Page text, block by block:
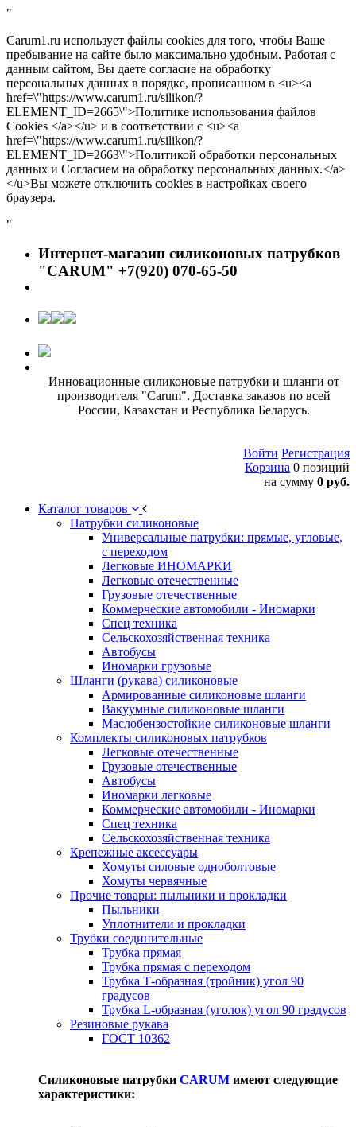
"
Carum1.ru использует файлы cookies для того, чтобы Ваше
пребывание на сайте было максимально удобным. Работая с
данным сайтом, Вы даете согласие на обработку
персональных данных в порядке, прописанном в <u><a
href=\"https://www.carum1.ru/silikon/?
ELEMENT_ID=2665\">Политике использования файлов
Cookies </a></u> и в соответствии с <u><a
href=\"https://www.carum1.ru/silikon/?
ELEMENT_ID=2663\">Политикой обработки персональных
данных и Согласием на обработку персональных данных.</a>
</u>Вы можете отключить cookies в настройках своего
браузера.
"
Интернет-магазин силиконовых патрубков
"CARUM" +7(920) 070-65-50
Инновационные силиконовые патрубки и шланги от
производителя "Carum". Доставка заказов по всей
России, Казахстан и Республика Беларусь.
Войти Регистрация
Корзина 0 позиций
на сумму 0 руб.
Каталог товаров
Патрубки силиконовые
Универсальные патрубки: прямые, угловые,
с переходом
Легковые ИНОМАРКИ
Легковые отечественные
Грузовые отечественные
Коммерческие автомобили - Иномарки
Спец техника
Сельскохозяйственная техника
Автобусы
Иномарки грузовые
Шланги (рукава) силиконовые
Армированные силиконовые шланги
Вакуумные силиконовые шланги
Маслобензостойкие силиконовые шланги
Комплекты силиконовых патрубков
Легковые отечественные
Грузовые отечественные
Автобусы
Иномарки легковые
Коммерческие автомобили - Иномарки
Спец техника
Сельскохозяйственная техника
Крепежные аксессуары
Хомуты силовые одноболтовые
Хомуты червячные
Прочие товары: пыльники и прокладки
Пыльники
Уплотнители и прокладки
Трубки соединительные
Трубка прямая
Трубка прямая с переходом
Трубка Т-образная (тройник) угол 90
градусов
Трубка L-образная (уголок) угол 90 градусов
Резиновые рукава
ГОСТ 10362
Силиконовые патрубки CARUM имеют следующие
характеристики: